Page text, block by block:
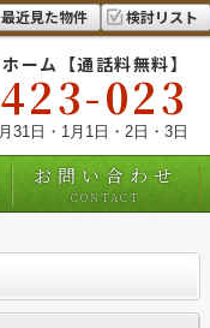
最近見た物件 検討リスト
ーム【通話料無料】
023
31日・1月1日・2日・3日
お問い合わせ
CONTACT